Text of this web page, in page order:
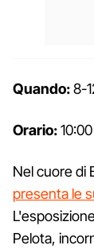
Quando:8-
Orario:
Nel cuore di
presenta le
Pelota,